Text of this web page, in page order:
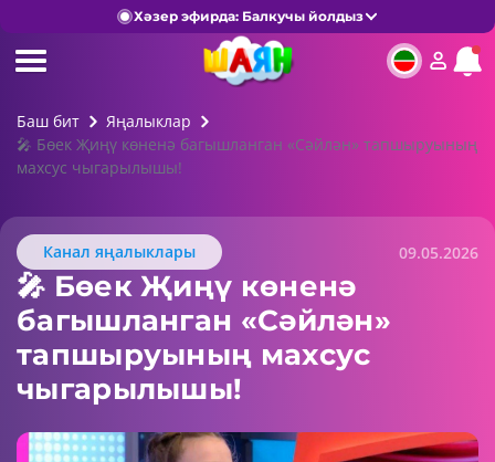
Хәзер эфирда: Балкучы йолдыз
Баш бит
Яңалыклар
🎤 Бөек Җиңү көненә багышланган «Сәйлән» тапшыруының
махсус чыгарылышы!
Канал яңалыклары 09.05.2026
🎤 Бөек Җиңү көненә
багышланган «Сәйлән»
тапшыруының махсус
чыгарылышы!